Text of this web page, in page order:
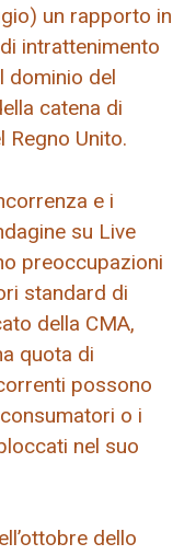
un rapporto in
intrattenimento
dominio del
catena di
Regno Unito.
e i
su Live
preoccupazioni
standard di
della CMA,
quota di
possono
o i
nel suo
dello